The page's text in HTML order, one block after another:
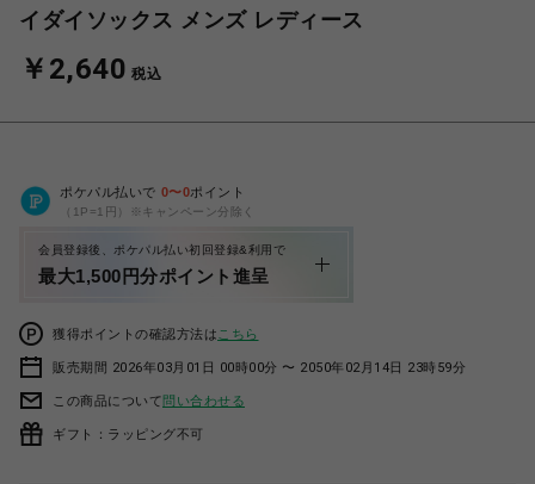
イダイソックス メンズ レディース
￥2,640 税込
ポケパル払いで 0〜0ポイント
（1P=1円）※キャンペーン分除く
会員登録後、ポケパル払い初回登録&利用で
最大1,500円分ポイント進呈
獲得ポイントの確認方法は こちら
販売期間 2026年03月01日 00時00分 〜 2050年02月14日 23時59分
この商品について問い合わせる
ギフト：ラッピング不可